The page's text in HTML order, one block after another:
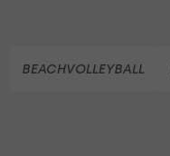
BEACHVOLLEYBALL